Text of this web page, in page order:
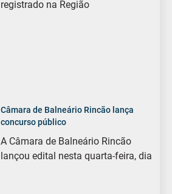
registrado na Região
Câmara de Balneário Rincão lança
concurso público
A Câmara de Balneário Rincão
lançou edital nesta quarta-feira, dia